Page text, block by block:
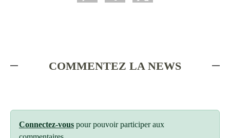
COMMENTEZ LA NEWS
Connectez-vous pour pouvoir participer aux